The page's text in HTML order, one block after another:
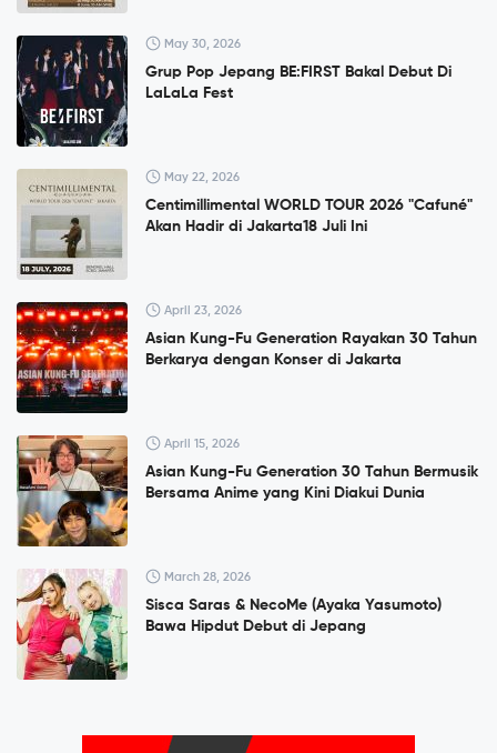
May 30, 2026
Grup Pop Jepang BE:FIRST Bakal Debut Di
LaLaLa Fest
May 22, 2026
Centimillimental WORLD TOUR 2026 "Cafuné"
Akan Hadir di Jakarta18 Juli Ini
April 23, 2026
Asian Kung-Fu Generation Rayakan 30 Tahun
Berkarya dengan Konser di Jakarta
April 15, 2026
Asian Kung-Fu Generation 30 Tahun Bermusik
Bersama Anime yang Kini Diakui Dunia
March 28, 2026
Sisca Saras & NecoMe (Ayaka Yasumoto)
Bawa Hipdut Debut di Jepang